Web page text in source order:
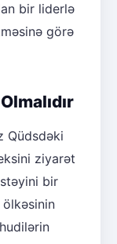
bir liderlə
görə
Qüdsdəki
ziyarət
bir
ölkəsinin